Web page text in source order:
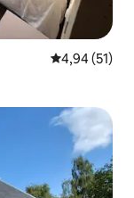
Priemerné
4,94 (51)